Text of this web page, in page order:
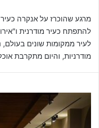
להתפתח כעיר מודרנית
לעיר ממקומות שונים בעולם,
מודרניות, והיום מתקרבת אוכלוסייתה